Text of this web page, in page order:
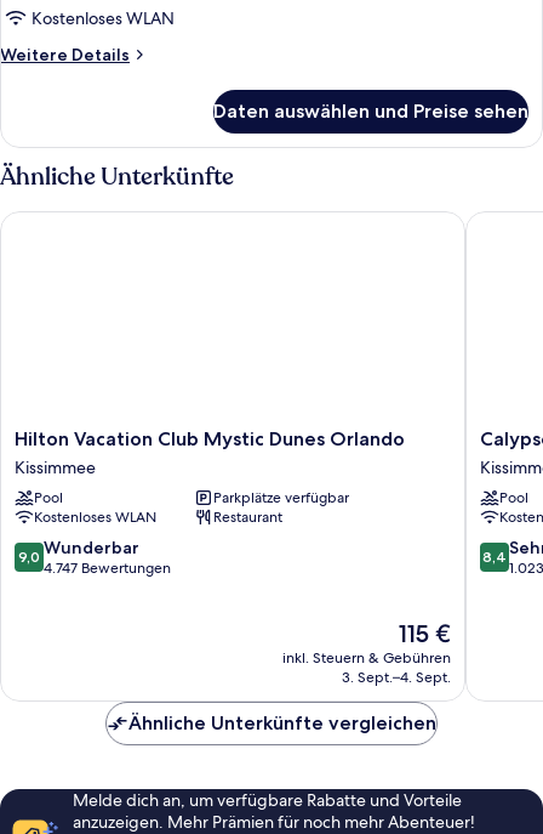
Kostenloses WLAN
Weitere Details
Weitere
2 Schlafzimmer
Daten auswählen und Preise sehen
Ähnliche Unterkünfte
Hilton
Vacation
Club
Mystic
Dunes
Orlando
Kissimmee
Hilton Vacation Club Mystic Dunes Orlando
Kissimmee
Pool
Parkplätze verfügbar
Kostenloses WLAN
Restaurant
9.0
von
9,0 Wunderbar
4.747 Bewertungen
Der
Preis
beträgt
115 €
inkl. Steuern & Gebühren
3. Sept.–4. Sept.
Hilton Vacation Club Mystic Dunes Orlando
Calypso
Cay
Vacation
VillasPool
8.4
von
8,4
Calypso
Ähnliche Unterkünfte vergleichen
Melde dich an, um verfügbare Rabatte und Vorteile
anzuzeigen. Mehr Prämien für noch mehr Abenteuer!